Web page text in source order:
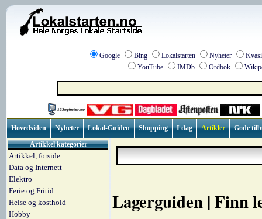
Google Bing Lokalstarten Nyheter
YouTube
IMDb Ordbok
Hovedsiden Nyheter Lokal-Guiden Shopping I dag Artikler
Gode
Artikkel kategorier
Artikkel, forside
Data og Internett
Elektro
Ferie og Fritid
Helse og kosthold
Hobby
Lagerguiden | Finn